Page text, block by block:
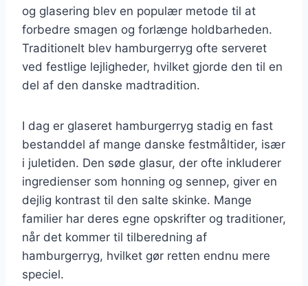
og glasering blev en populær metode til at
forbedre smagen og forlænge holdbarheden.
Traditionelt blev hamburgerryg ofte serveret
ved festlige lejligheder, hvilket gjorde den til en
del af den danske madtradition.
I dag er glaseret hamburgerryg stadig en fast
bestanddel af mange danske festmåltider, især
i juletiden. Den søde glasur, der ofte inkluderer
ingredienser som honning og sennep, giver en
dejlig kontrast til den salte skinke. Mange
familier har deres egne opskrifter og traditioner,
når det kommer til tilberedning af
hamburgerryg, hvilket gør retten endnu mere
speciel.